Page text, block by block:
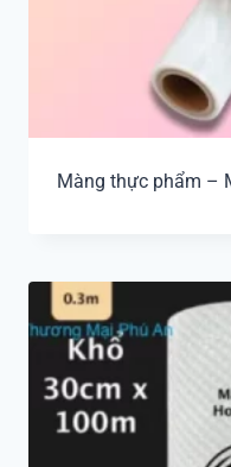
Màng thực phẩm –